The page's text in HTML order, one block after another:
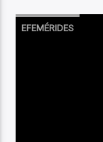
EFEMÉRIDES